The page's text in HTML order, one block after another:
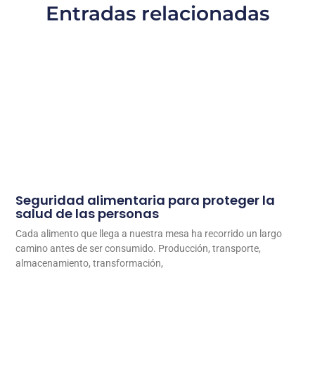
Entradas relacionadas
Seguridad alimentaria para proteger la
salud de las personas
Cada alimento que llega a nuestra mesa ha recorrido un largo
camino antes de ser consumido. Producción, transporte,
almacenamiento, transformación,